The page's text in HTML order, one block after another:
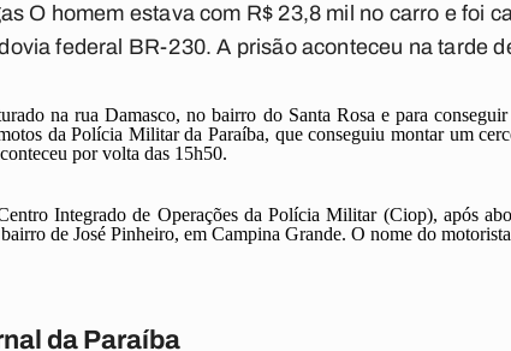
O homem estava com R$ 23,8 mil no carro e foi
federal BR-230. A prisão aconteceu na tarde
na rua Damasco, no bairro do Santa Rosa e para
da Polícia Militar da Paraíba, que conseguiu montar um
por volta das 15h50.
Integrado de Operações da Polícia Militar (Ciop), após
de José Pinheiro, em Campina Grande. O nome do
da Paraíba